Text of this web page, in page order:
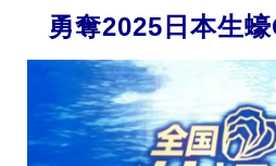
勇奪2025日本生